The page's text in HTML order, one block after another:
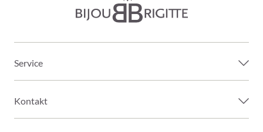
Service
Kontakt